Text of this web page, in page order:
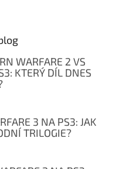
WARFARE 2 VS
KTERÝ DÍL DNES
3 NA PS3: JAK
TRILOGIE?